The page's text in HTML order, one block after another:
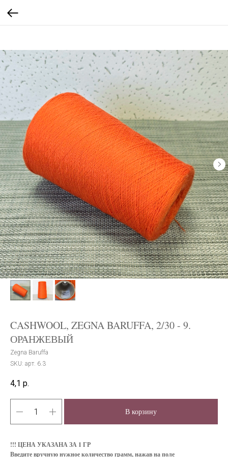
CASHWOOL, ZEGNA BARUFFA, 2/30 - 9.
ОРАНЖЕВЫЙ
Zegna Baruffa
SKU: арт. 6.3
4,1 р.
В корзину
!!! ЦЕНА УКАЗАНА ЗА 1 ГР
Введите вручную нужное количество грамм, нажав на поле